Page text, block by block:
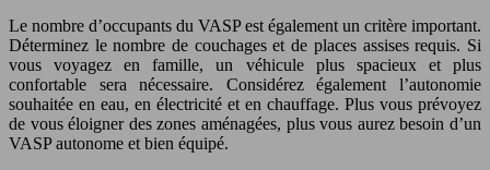
Le nombre d’occupants du VASP est également un critère important.
Déterminez le nombre de couchages et de places assises requis. Si
vous voyagez en famille, un véhicule plus spacieux et plus
confortable sera nécessaire. Considérez également l’autonomie
souhaitée en eau, en électricité et en chauffage. Plus vous prévoyez
de vous éloigner des zones aménagées, plus vous aurez besoin d’un
VASP autonome et bien équipé.